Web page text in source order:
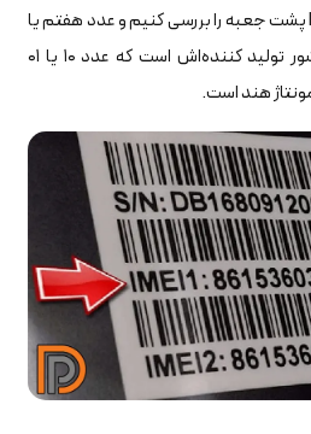
برای تشخیص آن باید کد IMEI پشت جعبه را بررسی کنیم و عدد هفتم یا
هشتم آن نشان دهنده‌ی کشور تولید کننده‌اش است که عدد ۱۰ یا ۰۱